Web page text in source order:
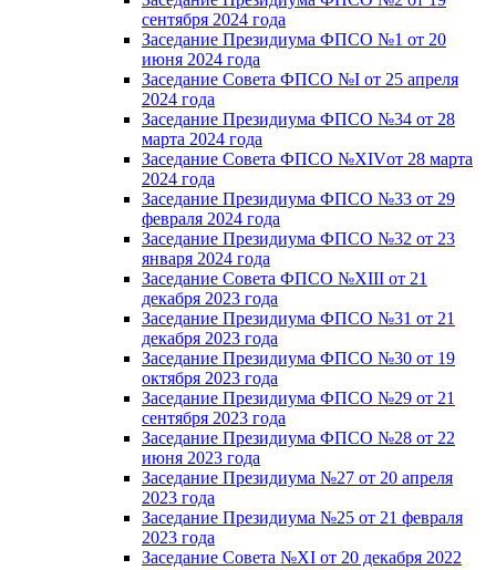
сентября 2024 года
Заседание Президиума ФПСО №1 от 20
июня 2024 года
Заседание Совета ФПСО №I от 25 апреля
2024 года
Заседание Президиума ФПСО №34 от 28
марта 2024 года
Заседание Совета ФПСО №XIVот 28 марта
2024 года
Заседание Президиума ФПСО №33 от 29
февраля 2024 года
Заседание Президиума ФПСО №32 от 23
января 2024 года
Заседание Совета ФПСО №XIII от 21
декабря 2023 года
Заседание Президиума ФПСО №31 от 21
декабря 2023 года
Заседание Президиума ФПСО №30 от 19
октября 2023 года
Заседание Президиума ФПСО №29 от 21
сентября 2023 года
Заседание Президиума ФПСО №28 от 22
июня 2023 года
Заседание Президиума №27 от 20 апреля
2023 года
Заседание Президиума №25 от 21 февраля
2023 года
Заседание Совета №XI от 20 декабря 2022